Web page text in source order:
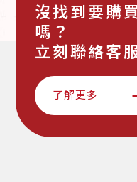
沒找到要購
嗎？
立刻聯絡客
了解更多